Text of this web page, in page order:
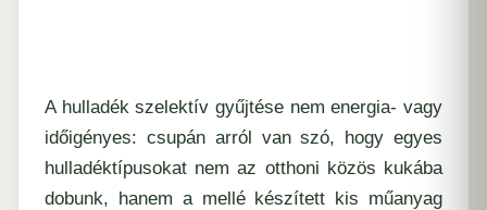
A hulladék szelektív gyűjtése nem energia- vagy
időigényes: csupán arról van szó, hogy egyes
hulladéktípusokat nem az otthoni közös kukába
dobunk, hanem a mellé készített kis műanyag